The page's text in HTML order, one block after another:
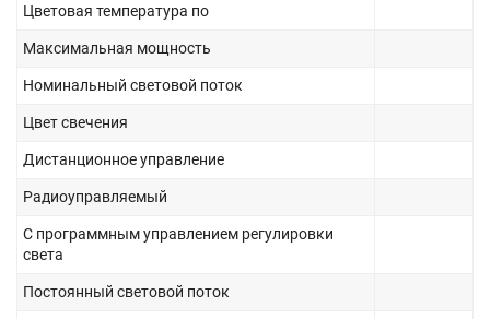
Цветовая температура по
Максимальная мощность
Номинальный световой поток
Цвет свечения
Дистанционное управление
Радиоуправляемый
С программным управлением регулировки
света
Постоянный световой поток